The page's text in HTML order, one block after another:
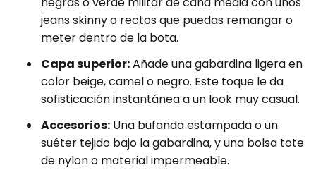
jeans skinny o rectos que puedas remangar o
meter dentro de la bota.
Capa superior:Añade una gabardina ligera en
color beige, camel o negro. Este toque le da
sofisticación instantánea a un look muy casual.
Accesorios: Una bufanda estampada o un
suéter tejido bajo la gabardina, y una bolsa tote
de nylon o material impermeable.